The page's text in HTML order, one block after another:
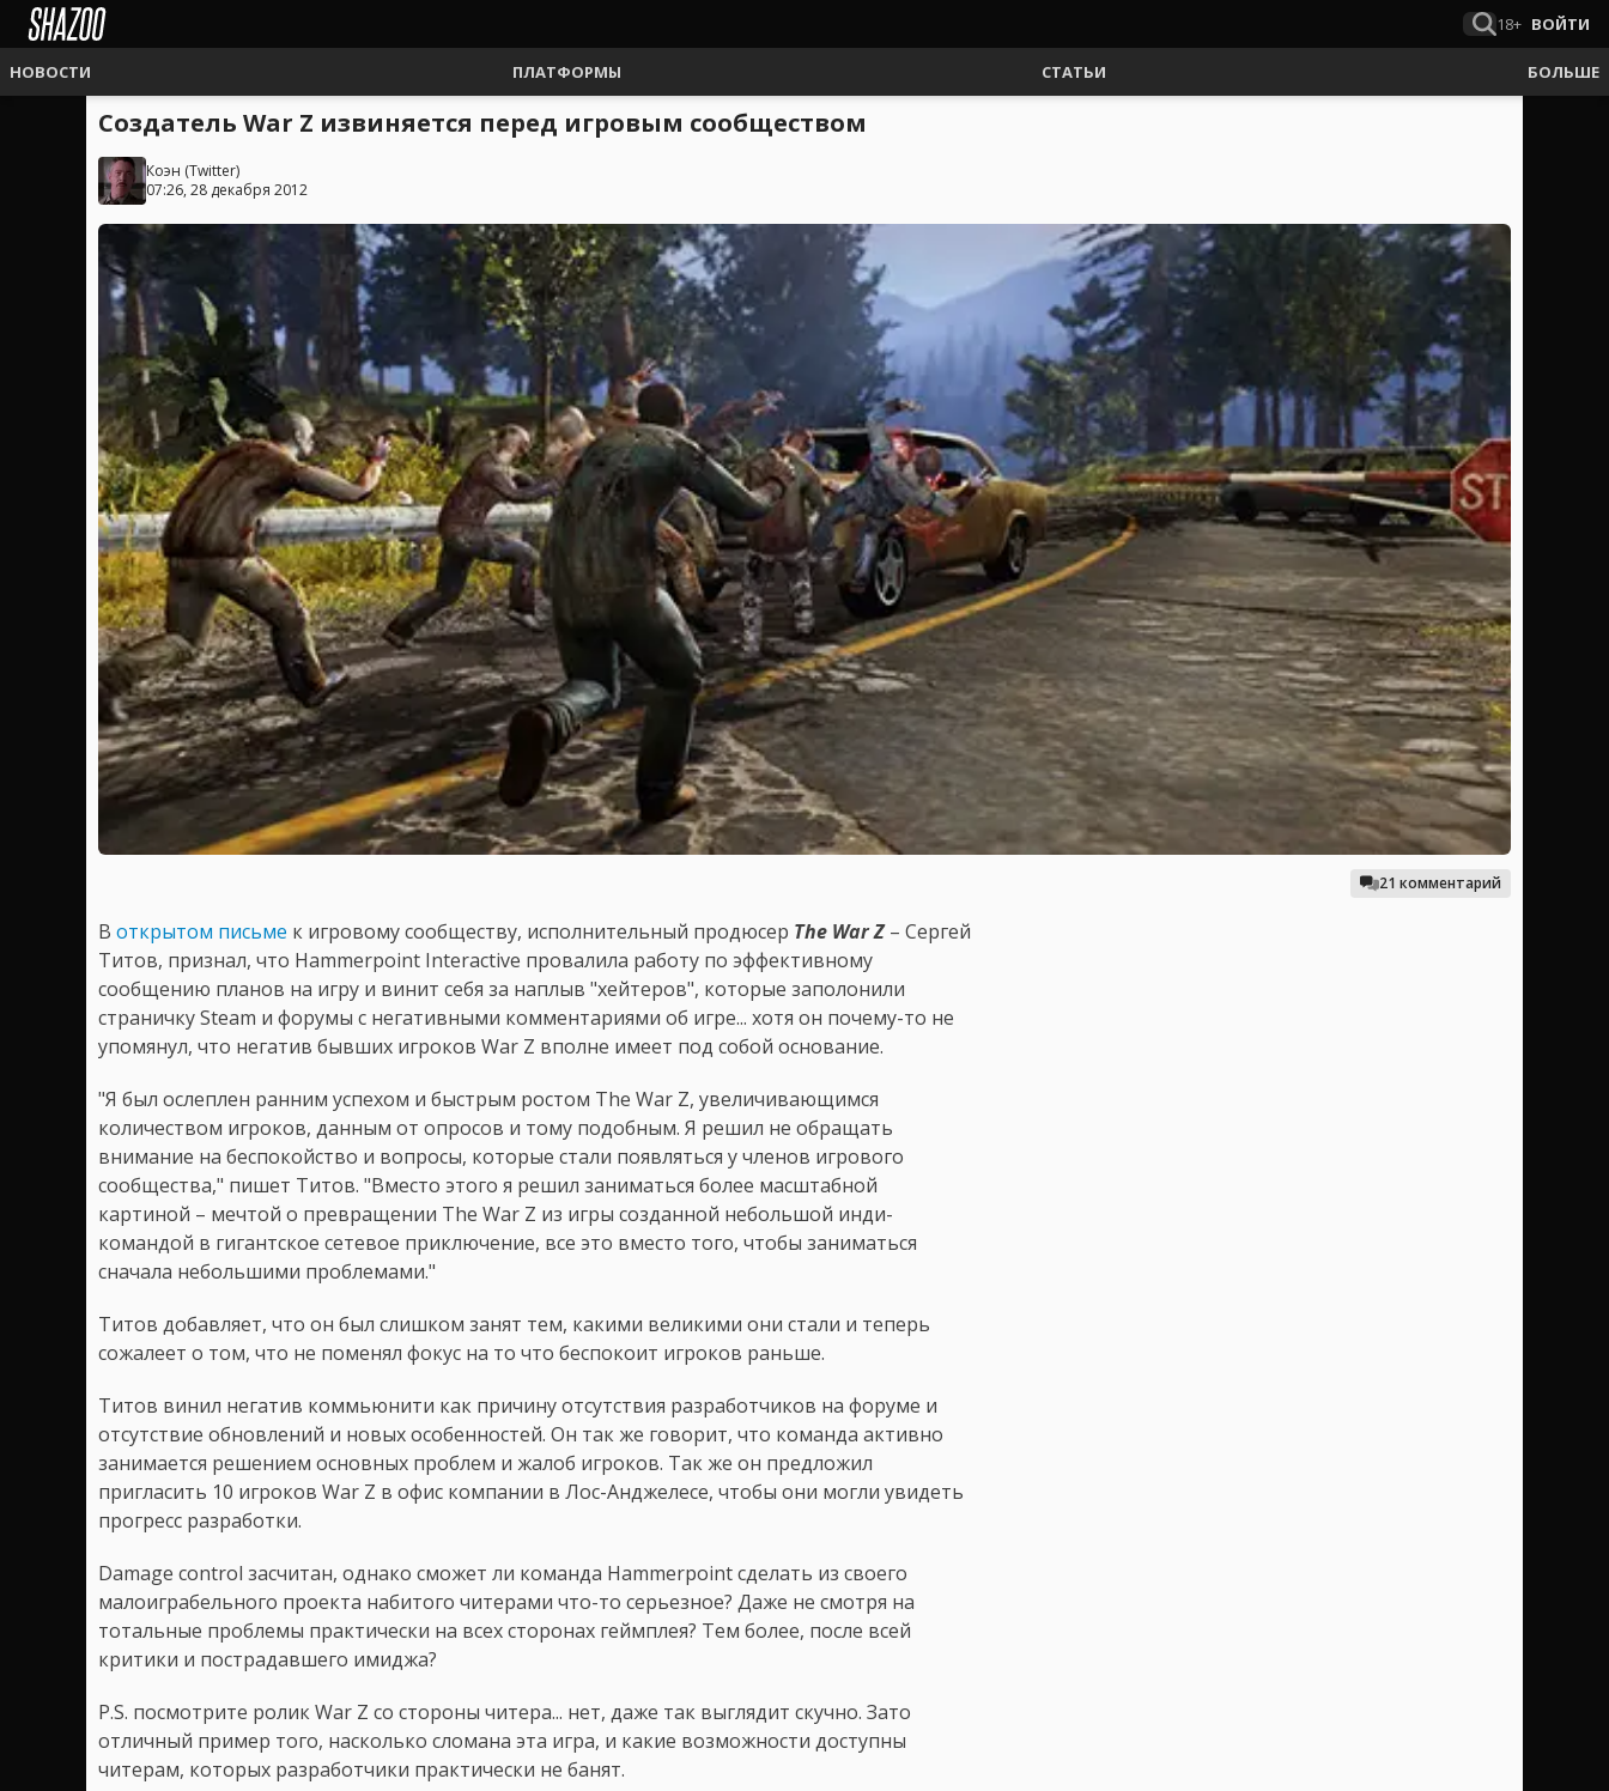
18+ ВОЙТИ
НОВОСТИ ПЛАТФОРМЫ СТАТЬИ БОЛЬШЕ
Создатель War Z извиняется перед игровым сообществом
Коэн (Twitter)
07:26, 28 декабря 2012
21 комментарий
В открытом письме к игровому сообществу, исполнительный продюсер The War Z– Сергей
Титов, признал, что Hammerpoint Interactive провалила работу по эффективному
сообщению планов на игру и винит себя за наплыв "хейтеров", которые заполонили
страничку Steam и форумы с негативными комментариями об игре... хотя он почему-то не
упомянул, что негатив бывших игроков War Z вполне имеет под собой основание.
"Я был ослеплен ранним успехом и быстрым ростом The War Z, увеличивающимся
количеством игроков, данным от опросов и тому подобным. Я решил не обращать
внимание на беспокойство и вопросы, которые стали появляться у членов игрового
сообщества," пишет Титов. "Вместо этого я решил заниматься более масштабной
картиной – мечтой о превращении The War Z из игры созданной небольшой инди-
командой в гигантское сетевое приключение, все это вместо того, чтобы заниматься
сначала небольшими проблемами."
Титов добавляет, что он был слишком занят тем, какими великими они стали и теперь
сожалеет о том, что не поменял фокус на то что беспокоит игроков раньше.
Титов винил негатив коммьюнити как причину отсутствия разработчиков на форуме и
отсутствие обновлений и новых особенностей. Он так же говорит, что команда активно
занимается решением основных проблем и жалоб игроков. Так же он предложил
пригласить 10 игроков War Z в офис компании в Лос-Анджелесе, чтобы они могли увидеть
прогресс разработки.
Damage control засчитан, однако сможет ли команда Hammerpoint сделать из своего
малоиграбельного проекта набитого читерами что-то серьезное? Даже не смотря на
тотальные проблемы практически на всех сторонах геймплея? Тем более, после всей
критики и пострадавшего имиджа?
P.S. посмотрите ролик War Z со стороны читера... нет, даже так выглядит скучно. Зато
отличный пример того, насколько сломана эта игра, и какие возможности доступны
читерам, которых разработчики практически не банят.